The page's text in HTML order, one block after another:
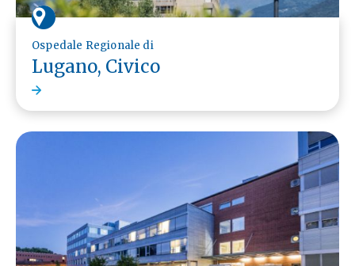
Ospedale Regionale di
Lugano, Civico